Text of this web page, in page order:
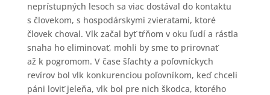
neprístupných lesoch sa viac dostával do kontaktu
s človekom, s hospodárskymi zvieratami, ktoré
človek choval. Vlk začal byť tŕňom v oku ľudí a rástla
snaha ho eliminovať, mohli by sme to prirovnať
až k pogromom. V čase šľachty a poľovníckych
revírov bol vlk konkurenciou poľovníkom, keď chceli
páni loviť jeleňa, vlk bol pre nich škodca, ktorého